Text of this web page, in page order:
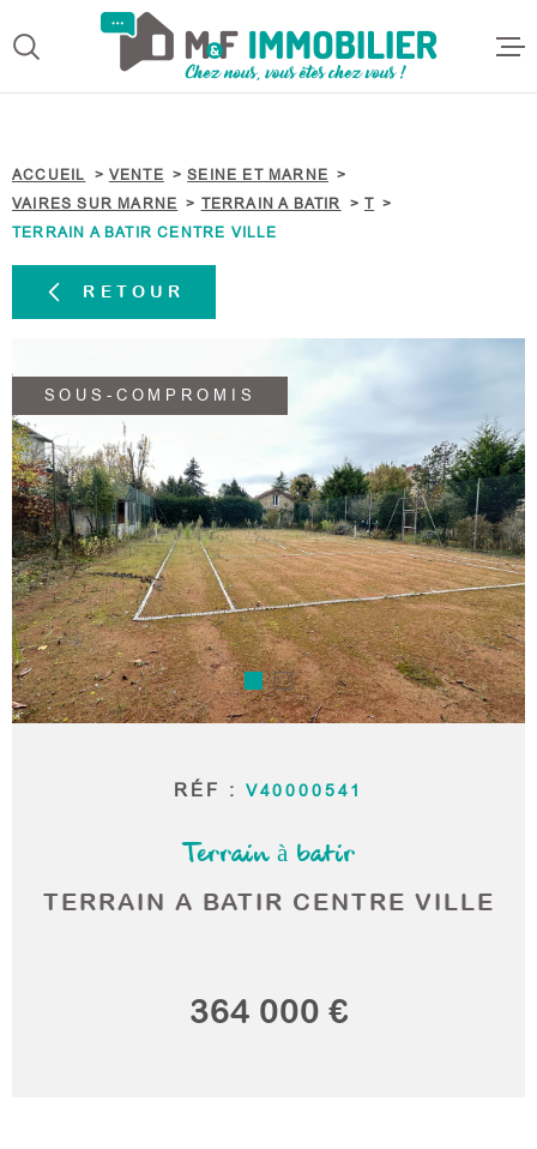
recherche
au
principal
au
QUI
NOUS
ACCUEIL VENTE
SEINE ET MARNE
VAIRES SUR MARNE
TERRAIN A BATIR
T
TERRAIN A BATIR CENTRE VILLE
RETOUR
SOUS-COMPROMIS
RÉF : V40000541
Terrain à batir
TERRAIN A BATIR CENTRE VILLE
364 000 €
TYPE
D'OFFRE
ACHETER
BUDGET
RECHERCHER